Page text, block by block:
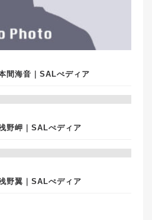
間海音｜SALぺディア
野岬｜SALぺディア
野翼｜SALぺディア